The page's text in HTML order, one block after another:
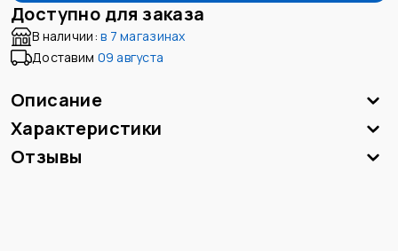
Доступно для заказа
В наличии: в 7 магазинах
Доставим 09 августа
Описание
Характеристики
Отзывы